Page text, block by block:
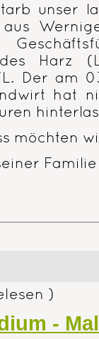
unser
Harz
Der am
hat
möchten
)
-